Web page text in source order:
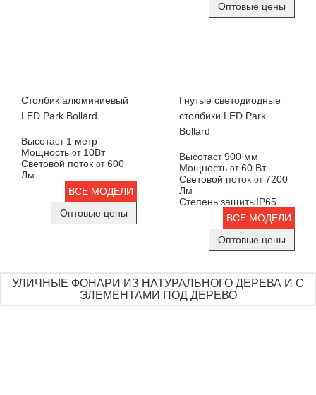
Оптовые цены
Столбик алюминиевый
LED Park Bollard
Высотаот 1 метр
Мощность от 10Вт
Световой поток от 600
Лм
ВСЕ МОДЕЛИ
Оптовые цены
Гнутые светодиодные
столбики LED Park
Bollard
Высотаот 900 мм
Мощность от 60 Вт
Световой поток от 7200
Лм
Степень защитыIP65
ВСЕ МОДЕЛИ
Оптовые цены
УЛИЧНЫЕ ФОНАРИ ИЗ НАТУРАЛЬНОГО ДЕРЕВА И С
ЭЛЕМЕНТАМИ ПОД ДЕРЕВО